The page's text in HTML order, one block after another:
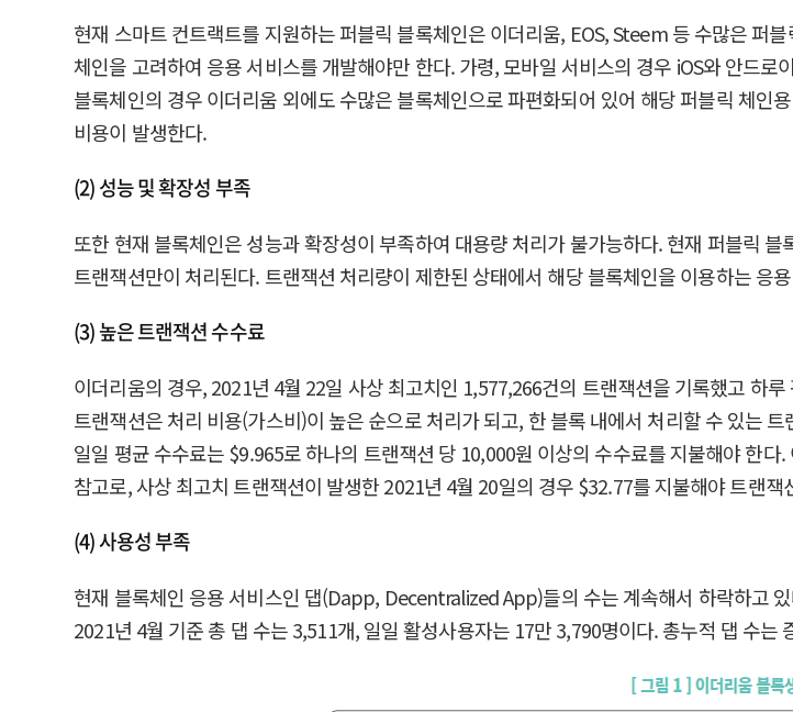
현재 스마트 컨트랙트를 지원하는 퍼블릭 블록체인은 이더리움, EOS, Steem 등 수많은 퍼
체인을 고려하여 응용 서비스를 개발해야만 한다. 가령, 모바일 서비스의 경우 iOS와 안드
블록체인의 경우 이더리움 외에도 수많은 블록체인으로 파편화되어 있어 해당 퍼블릭 체인
비용이 발생한다.
(2) 성능 및 확장성 부족
또한 현재 블록체인은 성능과 확장성이 부족하여 대용량 처리가 불가능하다. 현재 퍼블릭
트랜잭션만이 처리된다. 트랜잭션 처리량이 제한된 상태에서 해당 블록체인을 이용하는 응
(3) 높은 트랜잭션 수수료
이더리움의 경우, 2021년 4월 22일 사상 최고치인 1,577,266건의 트랜잭션을 기록했고 하
트랜잭션은 처리 비용(가스비)이 높은 순으로 처리가 되고, 한 블록 내에서 처리할 수 있는
일일 평균 수수료는 $9.965로 하나의 트랜잭션 당 10,000원 이상의 수수료를 지불해야 한
참고로, 사상 최고치 트랜잭션이 발생한 2021년 4월 20일의 경우 $32.77를 지불해야 트랜잭
(4) 사용성 부족
현재 블록체인 응용 서비스인 댑(Dapp, Decentralized App)들의 수는 계속해서 하락하고
2021년 4월 기준 총 댑 수는 3,511개, 일일 활성사용자는 17만 3,790명이다. 총누적 댑 수